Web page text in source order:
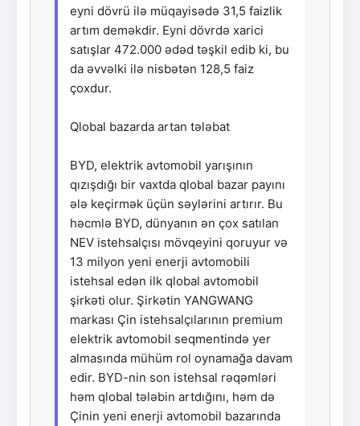
eyni dövrü ilə müqayisədə 31,5 faizlik
artım deməkdir. Eyni dövrdə xarici
satışlar 472.000 ədəd təşkil edib ki, bu
da əvvəlki ilə nisbətən 128,5 faiz
çoxdur.
Qlobal bazarda artan tələbat
BYD, elektrik avtomobil yarışının
qızışdığı bir vaxtda qlobal bazar payını
ələ keçirmək üçün səylərini artırır. Bu
həcmlə BYD, dünyanın ən çox satılan
NEV istehsalçısı mövqeyini qoruyur və
13 milyon yeni enerji avtomobili
istehsal edən ilk qlobal avtomobil
şirkəti olur. Şirkətin YANGWANG
markası Çin istehsalçılarının premium
elektrik avtomobil seqmentində yer
almasında mühüm rol oynamağa davam
edir. BYD-nin son istehsal rəqəmləri
həm qlobal tələbin artdığını, həm də
Çinin yeni enerji avtomobil bazarında